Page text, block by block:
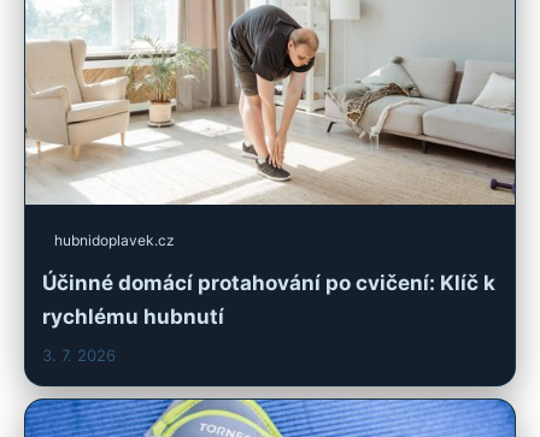
hubnidoplavek.cz
Účinné domácí protahování po cvičení: Klíč k
rychlému hubnutí
3. 7. 2026